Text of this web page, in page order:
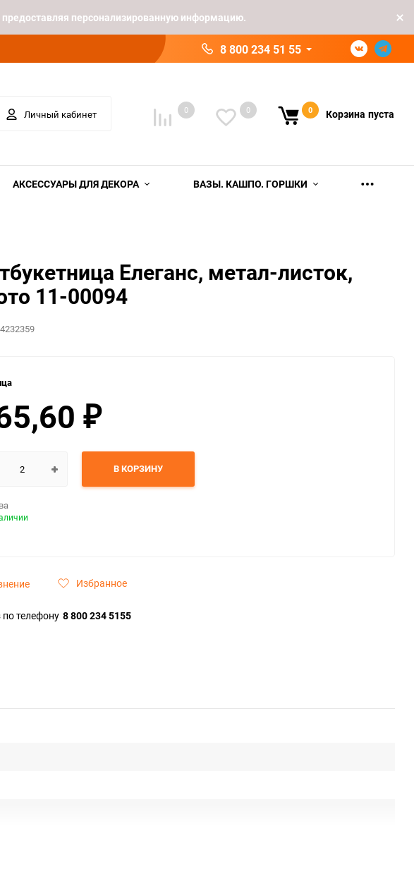
персонализированную информацию.
8 800 234 51 55
Личный кабинет 0 0 0 Корзина пуста
АКСЕССУАРЫ ДЛЯ ДЕКОРА ВАЗЫ. КАШПО. ГОРШКИ
Елеганс, метал-листок,
11-00094
4232359
₽
В КОРЗИНУ
Избранное
по телефону 8 800 234 5155